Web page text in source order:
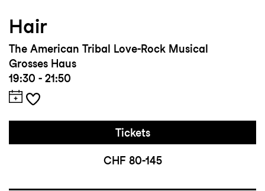
Hair
The American Tribal Love-Rock Musical
Grosses Haus
19:30 - 21:50
Tickets
CHF 80-145